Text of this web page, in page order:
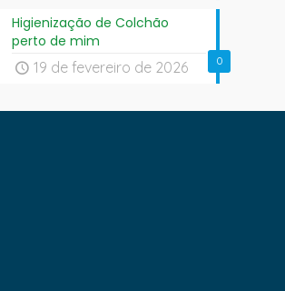
0
Higienização de Colchão
perto de mim
19 de fevereiro de 2026